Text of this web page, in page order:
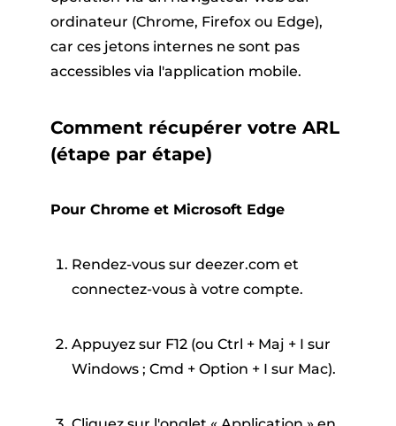
ordinateur (Chrome, Firefox ou Edge),
car ces jetons internes ne sont pas
accessibles via l'application mobile.
Comment récupérer votre ARL
(étape par étape)
Pour Chrome et Microsoft Edge
Rendez-vous sur deezer.com et
connectez-vous à votre compte.
Appuyez sur F12 (ou Ctrl + Maj + I sur
Windows ; Cmd + Option + I sur Mac).